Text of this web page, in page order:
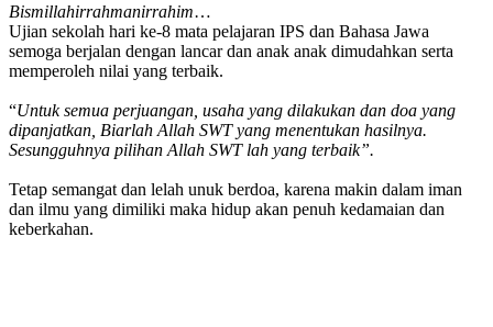
Bismillahirrahmanirrahim…
Ujian sekolah hari ke-8 mata pelajaran IPS dan Bahasa Jawa
semoga berjalan dengan lancar dan anak anak dimudahkan serta
memperoleh nilai yang terbaik.
“Untuk semua perjuangan, usaha yang dilakukan dan doa yang
dipanjatkan, Biarlah Allah SWT yang menentukan hasilnya.
Sesungguhnya pilihan Allah SWT lah yang terbaik”.
Tetap semangat dan lelah unuk berdoa, karena makin dalam iman
dan ilmu yang dimiliki maka hidup akan penuh kedamaian dan
keberkahan.